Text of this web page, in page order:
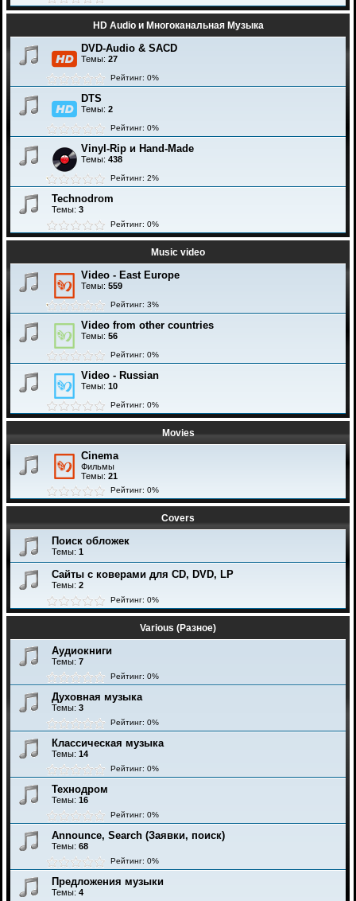
HD Audio и Многоканальная Музыка
DVD-Audio & SACD
Темы: 27
Рейтинг: 0%
DTS
Темы: 2
Рейтинг: 0%
Vinyl-Rip и Hand-Made
Темы: 438
Рейтинг: 2%
Technodrom
Темы: 3
Рейтинг: 0%
Music video
Video - East Europe
Темы: 559
Рейтинг: 3%
Video from other countries
Темы: 56
Рейтинг: 0%
Video - Russian
Темы: 10
Рейтинг: 0%
Movies
Cinema
Фильмы
Темы: 21
Рейтинг: 0%
Covers
Поиск обложек
Темы: 1
Сайты с коверами для CD, DVD, LP
Темы: 2
Рейтинг: 0%
Various (Разное)
Аудиокниги
Темы: 7
Рейтинг: 0%
Духовная музыка
Темы: 3
Рейтинг: 0%
Классическая музыка
Темы: 14
Рейтинг: 0%
Технодром
Темы: 16
Рейтинг: 0%
Announce, Search (Заявки, поиск)
Темы: 68
Рейтинг: 0%
Предложения музыки
Темы: 4